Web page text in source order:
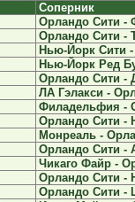
Соперник
Орландо Сити -
Орландо Сити -
Нью-Йорк Сити
Нью-Йорк Ред
Орландо Сити -
ЛА Гэлакси -
Филадельфия -
Орландо Сити -
Монреаль -
Орландо Сити -
Чикаго Файр -
Орландо Сити -
Орландо Сити -